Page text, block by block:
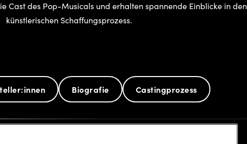
Cast des Pop-Musicals und erhalten spannende Einblicke in den
künstlerischen Schaffungsprozess.
Biografie Castingprozess